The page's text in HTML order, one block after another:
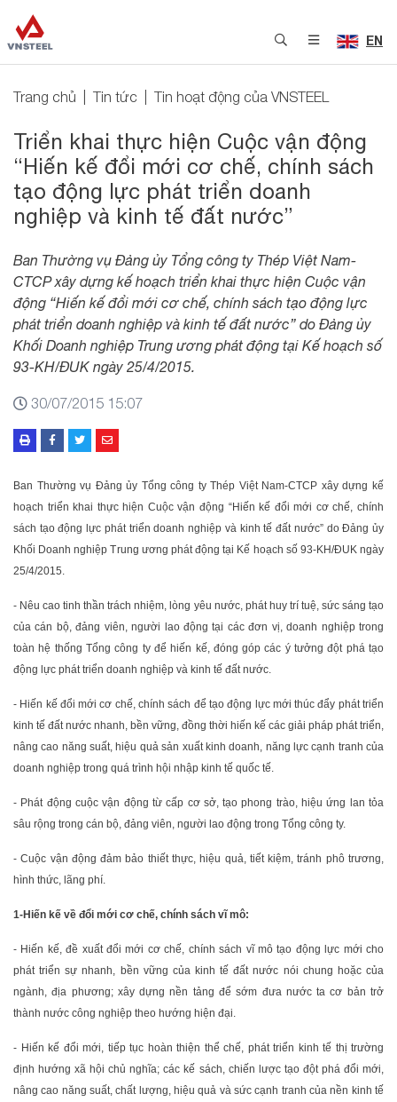
EN
Trang chủ Tin tức Tin hoạt động của VNSTEEL
Triển khai thực hiện Cuộc vận động
“Hiến kế đổi mới cơ chế, chính sách
tạo động lực phát triển doanh
nghiệp và kinh tế đất nước”
Ban Thường vụ Đảng ủy Tổng công ty Thép Việt Nam-
CTCP xây dựng kế hoạch triển khai thực hiện Cuộc vận
động “Hiến kế đổi mới cơ chế, chính sách tạo động lực
phát triển doanh nghiệp và kinh tế đất nước” do Đảng ủy
Khối Doanh nghiệp Trung ương phát động tại Kế hoạch số
93-KH/ĐUK ngày 25/4/2015.
30/07/2015 15:07
Ban Thường vụ Đảng ủy Tổng công ty Thép Việt Nam-CTCP xây dựng kế
hoạch triển khai thực hiện Cuộc vận động “Hiến kế đổi mới cơ chế, chính
sách tạo động lực phát triển doanh nghiệp và kinh tế đất nước” do Đảng ủy
Khối Doanh nghiệp Trung ương phát động tại Kế hoạch số 93-KH/ĐUK ngày
25/4/2015.
- Nêu cao tinh thần trách nhiệm, lòng yêu nước, phát huy trí tuệ, sức sáng tạo
của cán bộ, đảng viên, người lao động tại các đơn vị, doanh nghiệp trong
toàn hệ thống Tổng công ty để hiến kế, đóng góp các ý tưởng đột phá tạo
động lực phát triển doanh nghiệp và kinh tế đất nước.
- Hiến kế đổi mới cơ chế, chính sách để tạo động lực mới thúc đẩy phát triển
kinh tế đất nước nhanh, bền vững, đồng thời hiến kế các giải pháp phát triển,
nâng cao năng suất, hiệu quả sản xuất kinh doanh, năng lực cạnh tranh của
doanh nghiệp trong quá trình hội nhập kinh tế quốc tế.
- Phát động cuộc vận động từ cấp cơ sở, tạo phong trào, hiệu ứng lan tỏa
sâu rộng trong cán bộ, đảng viên, người lao động trong Tổng công ty.
- Cuộc vận động đảm bảo thiết thực, hiệu quả, tiết kiệm, tránh phô trương,
hình thức, lãng phí.
1-Hiến kế về đổi mới cơ chế, chính sách vĩ mô:
- Hiến kế, đề xuất đổi mới cơ chế, chính sách vĩ mô tạo động lực mới cho
phát triển sự nhanh, bền vững của kinh tế đất nước nói chung hoặc của
ngành, địa phương; xây dựng nền tảng để sớm đưa nước ta cơ bản trở
thành nước công nghiệp theo hướng hiện đại.
- Hiến kế đổi mới, tiếp tục hoàn thiện thể chế, phát triển kinh tế thị trường
định hướng xã hội chủ nghĩa; các kế sách, chiến lược tạo đột phá đổi mới,
nâng cao năng suất, chất lượng, hiệu quả và sức cạnh tranh của nền kinh tế